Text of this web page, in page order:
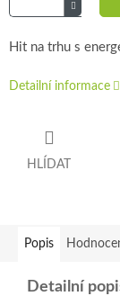
Hit na trhu s
Detailní informace
HLÍDAT
Popis
Detailní